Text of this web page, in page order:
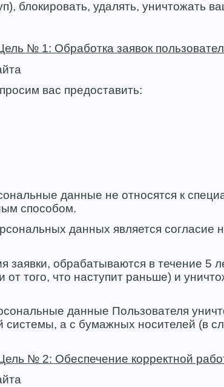
блокировать, удалять, уничтожать
№ 1: Обработка заявок
вас предоставить:
данные не относятся к
способом.
данных является согласие
обрабатываются в течение 5
того, что наступит раньше) и
данные Пользователя
а с бумажных носителей (в
№ 2: Обеспечение корректной